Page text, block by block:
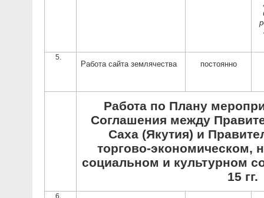
Работа сайта землячества постоянно
Работа по Плану
Соглашения между
Саха (Якутия) и
торгово-экономическом,
социальном и культурном
15 гг.